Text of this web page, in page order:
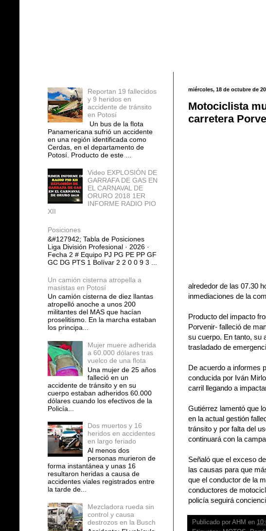
miércoles, 18 de octubre de
Motociclista
carretera
alrededor de las 07.30
inmediaciones de la
Producto del impacto
Porvenir- falleció de
su cuerpo. En tanto, su
trasladado de
De acuerdo a informes
conducida por Iván
carril llegando a
Gutiérrez lamentó que
en la actual gestión
tránsito y por falta del
continuará con la
Señaló que el exceso
las causas para que
que el conductor de la
conductores de
policía seguirá
Publicado por AHM en
Reportan 19 fallecidos
y 9 heridos en
accidente de tránsito
en Potosí
Un bus de la flota
Panamericana sufrió un accidente
en una región identificada como
Cerdas, en el departamento de
Potosí. Producto de este ...
Video EXPLOSIÓN DE
GARRAFA DE GAS EN
EL CARNAVAL DE
ORURO 2018 1ER
INFORME RADIO PIO
XII
Posiciones
&#127942; Tabla de Posiciones
Liga División Profesional · 2026 ·
Fecha 2 # Equipo PJ PG PE PP GF
GC DG PTS 1 Bolívar 2 2 0 0 9 3 ...
Un camión cisterna atropella a
masistas en Potosí
Un camión cisterna de diez llantas
atropelló anoche a unos 200
militantes del MAS que hacían
proselitismo. En la marcha estaban
los principa...
Mujer muere adherida
a 60.000 dólares tras
vuelco de una flota
Una mujer de 25 años
falleció en un
accidente de tránsito y en su
cuerpo estaban adheridos 60.000
dólares cuando los efectivos de la
Policía...
Dos muertos y 16
heridos en accidentes
en largo feriado
Al menos dos
personas murieron de
forma instantánea y unas 16
resultaron heridas a causa de
accidentes viales registrados entre
la tarde de...
Mezcladora rueda sin
control y causa
destrozos en la Busch